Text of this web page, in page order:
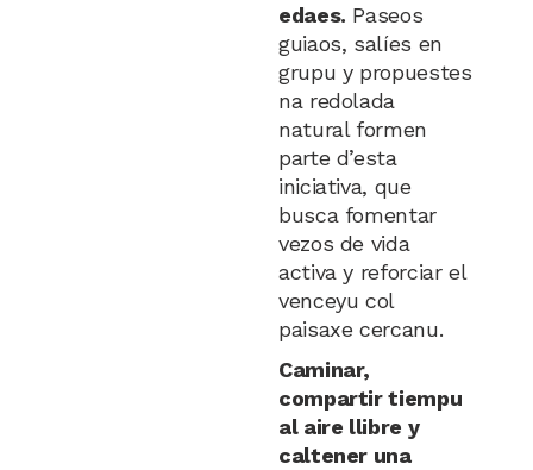
edaes. Paseos
guiaos, salíes en
grupu y propuestes
na redolada
natural formen
parte d’esta
iniciativa, que
busca fomentar
vezos de vida
activa y reforciar el
venceyu col
paisaxe cercanu.
Caminar,
compartir tiempu
al aire llibre y
caltener una